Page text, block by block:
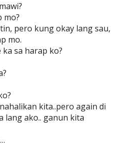
mo?
pero kung okay lang sau,
mo.
sa harap ko?
kita..pero again di
lang ako.. ganun kita